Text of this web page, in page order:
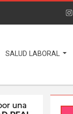
SALUD LABORAL